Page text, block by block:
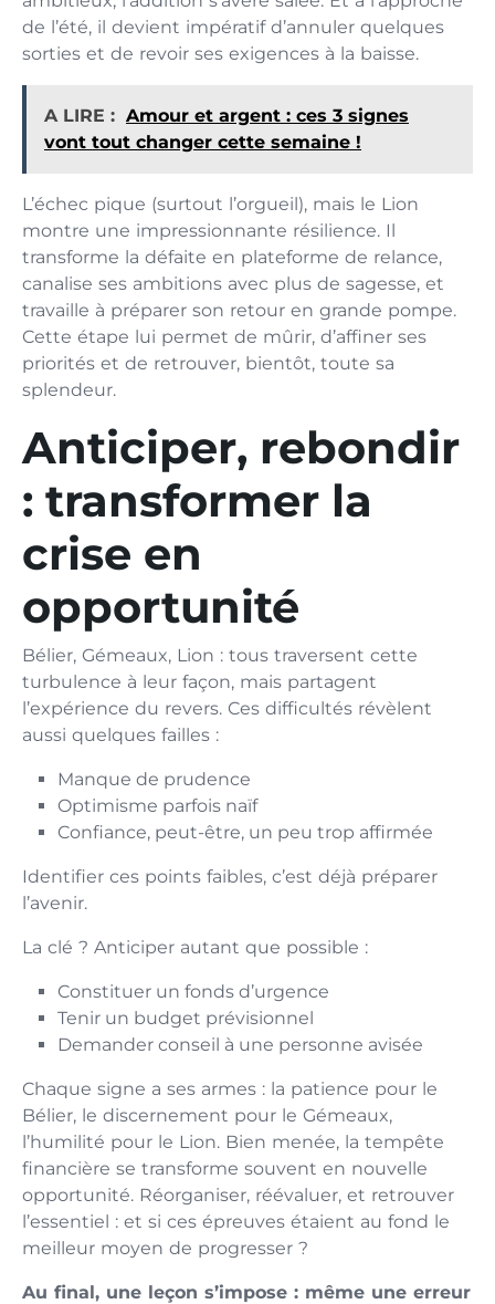
de l’été, il devient impératif d’annuler quelques
sorties et de revoir ses exigences à la baisse.
A LIRE : Amour et argent : ces 3 signes
vont tout changer cette semaine !
L’échec pique (surtout l’orgueil), mais le Lion
montre une impressionnante résilience. Il
transforme la défaite en plateforme de relance,
canalise ses ambitions avec plus de sagesse, et
travaille à préparer son retour en grande pompe.
Cette étape lui permet de mûrir, d’affiner ses
priorités et de retrouver, bientôt, toute sa
splendeur.
Anticiper, rebondir
: transformer la
crise en
opportunité
Bélier, Gémeaux, Lion : tous traversent cette
turbulence à leur façon, mais partagent
l’expérience du revers. Ces difficultés révèlent
aussi quelques failles :
Manque de prudence
Optimisme parfois naïf
Confiance, peut-être, un peu trop affirmée
Identifier ces points faibles, c’est déjà préparer
l’avenir.
La clé ? Anticiper autant que possible :
Constituer un fonds d’urgence
Tenir un budget prévisionnel
Demander conseil à une personne avisée
Chaque signe a ses armes : la patience pour le
Bélier, le discernement pour le Gémeaux,
l’humilité pour le Lion. Bien menée, la tempête
financière se transforme souvent en nouvelle
opportunité. Réorganiser, réévaluer, et retrouver
l’essentiel : et si ces épreuves étaient au fond le
meilleur moyen de progresser ?
Au final, une leçon s’impose : même une erreur